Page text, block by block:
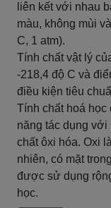
liên kết với nhau
màu, không mùi
C, 1 atm).
Tính chất vật lý
-218,4 độ C và
điều kiện tiêu
Tính chất hoá học
năng tác dụng với
chất ôxi hóa. Oxi
nhiên, có mặt
được sử dụng
học.